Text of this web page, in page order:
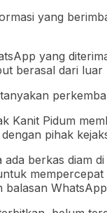
yang
yang
berasal dari
Kanit Pidum
pihak
ada berkas diam
balasan